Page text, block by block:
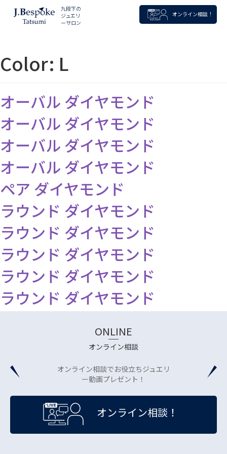
九段下の
ジュエリ
ーサロン
オンライン相談！
Color: L
オーバル ダイヤモンド
オーバル ダイヤモンド
オーバル ダイヤモンド
オーバル ダイヤモンド
ペア ダイヤモンド
ラウンド ダイヤモンド
ラウンド ダイヤモンド
ラウンド ダイヤモンド
ラウンド ダイヤモンド
ラウンド ダイヤモンド
ONLINE
オンライン相談
オンライン相談でお役立ちジュエリ
ー動画プレゼント！
オンライン相談！